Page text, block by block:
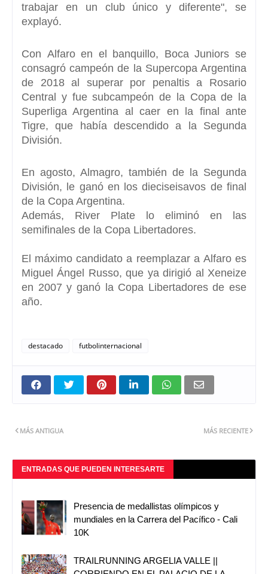
trabajar en un club único y diferente", se
explayó.
Con Alfaroen el banquillo, Boca Juniors se
consagró campeón de la Supercopa Argentina
de 2018al superar por penaltis a Rosario
Central y fue subcampeón de la Copa de la
Superliga Argentina al caer en la final ante
Tigre, que había descendido a la Segunda
División.
En agosto, Almagro, también de la Segunda
División, le ganó en los dieciseisavos de final
de la Copa Argentina.
Además, River Plate lo eliminó en las
semifinales de la Copa Libertadores.
El máximo candidato a reemplazar a Alfaro es
Miguel Ángel Russo, que ya dirigió al Xeneize
en 2007 y ganó la Copa Libertadores de ese
año.
destacado futbolinternacional
MÁS RECIENTE
MÁS ANTIGUA
ENTRADAS QUE PUEDEN INTERESARTE
Presencia de medallistas olímpicos y
mundiales en la Carrera del Pacífico - Cali
10K
TRAILRUNNING ARGELIA VALLE ||